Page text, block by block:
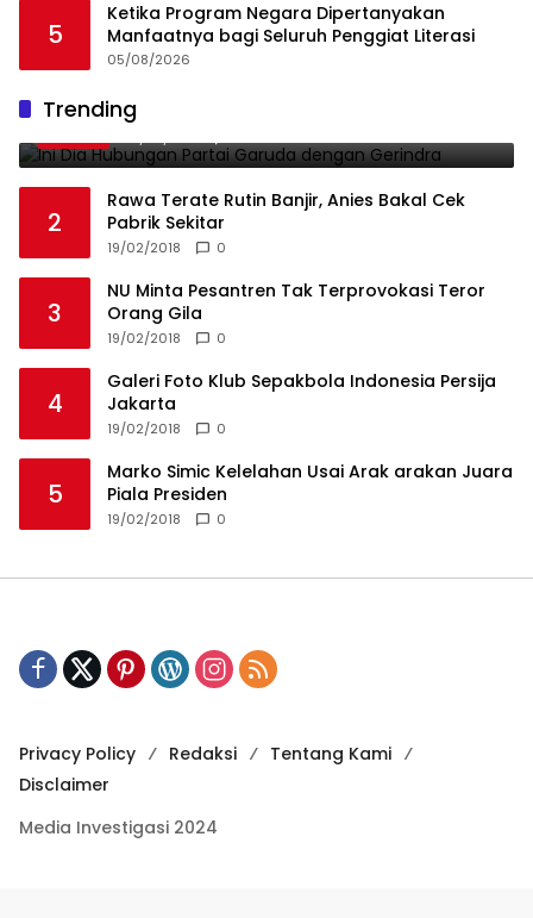
5
Ketika Program Negara Dipertanyakan
Manfaatnya bagi Seluruh Penggiat Literasi
05/08/2026
Trending
1
Gerindra
19/02/2018 0
2
Rawa Terate Rutin Banjir, Anies Bakal Cek
Pabrik Sekitar
19/02/2018 0
3
NU Minta Pesantren Tak Terprovokasi Teror
Orang Gila
19/02/2018 0
4
Galeri Foto Klub Sepakbola Indonesia Persija
Jakarta
19/02/2018 0
5
Marko Simic Kelelahan Usai Arak arakan Juara
Piala Presiden
19/02/2018 0
Privacy Policy Redaksi
Tentang Kami
Disclaimer
Media Investigasi 2024